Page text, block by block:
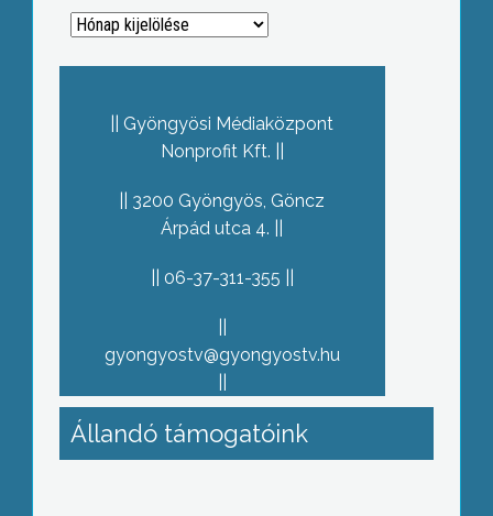
Archívum
Gyöngyösi Médiaközpont
Nonprofit Kft.
3200 Gyöngyös, Göncz
Árpád utca 4.
06-37-311-355
gyongyostv@gyongyostv.hu
Állandó támogatóink